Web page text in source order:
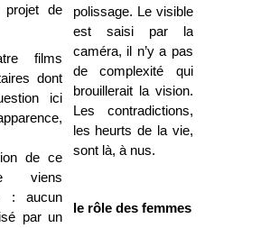
de
films
dont
ici
de ce
viens
: aucun
par un
polissage. Le visible
est saisi par la
caméra, il n’y a pas
de complexité qui
brouillerait la vision.
Les contradictions,
les heurts de la vie,
sont là, à nus.
le rôle des femmes